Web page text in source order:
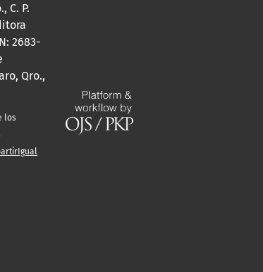
C. P.
2683-
Qro.,
los